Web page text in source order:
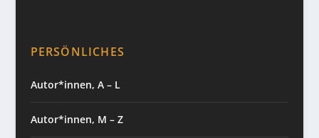
PERSÖNLICHES
Autor*innen, A – L
Autor*innen, M – Z